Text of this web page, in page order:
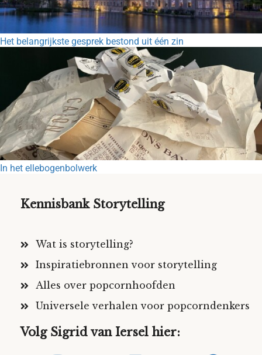
Het belangrijkste gesprek bestond uit één zin
In het ellebogenbolwerk
Kennisbank Storytelling
Wat is storytelling?
Inspiratiebronnen voor storytelling
Alles over popcornhoofden
Universele verhalen voor popcorndenkers
Volg Sigrid van Iersel hier: